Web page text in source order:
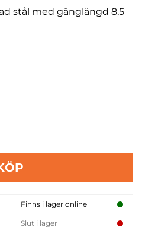
stål med gänglängd 8,5
Finns i lager online
Slut i lager